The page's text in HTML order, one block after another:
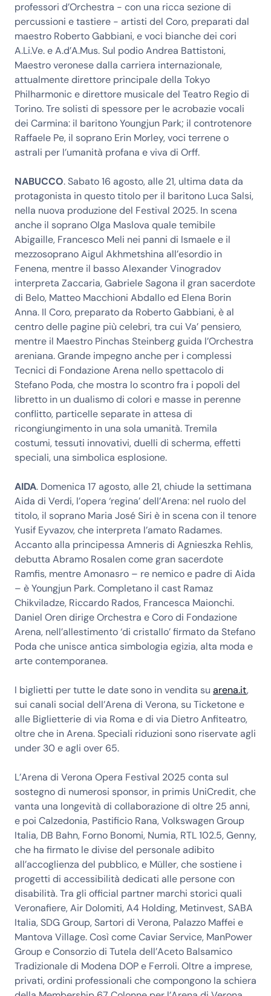
professori d’Orchestra - con una ricca sezione di
percussioni e tastiere - artisti del Coro, preparati dal
maestro Roberto Gabbiani, e voci bianche dei cori
A.Li.Ve. e A.d’A.Mus. Sul podio Andrea Battistoni,
Maestro veronese dalla carriera internazionale,
attualmente direttore principale della Tokyo
Philharmonic e direttore musicale del Teatro Regio di
Torino. Tre solisti di spessore per le acrobazie vocali
dei Carmina: il baritono Youngjun Park; il controtenore
Raffaele Pe, il soprano Erin Morley, voci terrene o
astrali per l’umanità profana e viva di Orff.
NABUCCO. Sabato 16 agosto, alle 21, ultima data da
protagonista in questo titolo per il baritono Luca Salsi,
nella nuova produzione del Festival 2025. In scena
anche il soprano Olga Maslova quale temibile
Abigaille, Francesco Meli nei panni di Ismaele e il
mezzosoprano Aigul Akhmetshina all’esordio in
Fenena, mentre il basso Alexander Vinogradov
interpreta Zaccaria, Gabriele Sagona il gran sacerdote
di Belo, Matteo Macchioni Abdallo ed Elena Borin
Anna. Il Coro, preparato da Roberto Gabbiani, è al
centro delle pagine più celebri, tra cui Va’ pensiero,
mentre il Maestro Pinchas Steinberg guida l’Orchestra
areniana. Grande impegno anche per i complessi
Tecnici di Fondazione Arena nello spettacolo di
Stefano Poda, che mostra lo scontro fra i popoli del
libretto in un dualismo di colori e masse in perenne
conflitto, particelle separate in attesa di
ricongiungimento in una sola umanità. Tremila
costumi, tessuti innovativi, duelli di scherma, effetti
speciali, una simbolica esplosione.
AIDA. Domenica 17 agosto, alle 21, chiude la settimana
Aida di Verdi, l’opera ‘regina’ dell’Arena: nel ruolo del
titolo, il soprano Maria José Siri è in scena con il tenore
Yusif Eyvazov, che interpreta l’amato Radames.
Accanto alla principessa Amneris di Agnieszka Rehlis,
debutta Abramo Rosalen come gran sacerdote
Ramfis, mentre Amonasro – re nemico e padre di Aida
– è Youngjun Park. Completano il cast Ramaz
Chikviladze, Riccardo Rados, Francesca Maionchi.
Daniel Oren dirige Orchestra e Coro di Fondazione
Arena, nell’allestimento ‘di cristallo’ firmato da Stefano
Poda che unisce antica simbologia egizia, alta moda e
arte contemporanea.
I biglietti per tutte le date sono in vendita su arena.it,
sui canali social dell’Arena di Verona, su Ticketone e
alle Biglietterie di via Roma e di via Dietro Anfiteatro,
oltre che in Arena. Speciali riduzioni sono riservate agli
under 30 e agli over 65.
L’Arena di Verona Opera Festival 2025 conta sul
sostegno di numerosi sponsor, in primis UniCredit, che
vanta una longevità di collaborazione di oltre 25 anni,
e poi Calzedonia, Pastificio Rana, Volkswagen Group
Italia, DB Bahn, Forno Bonomi, Numia, RTL 102.5, Genny,
che ha firmato le divise del personale adibito
all’accoglienza del pubblico, e Müller, che sostiene i
progetti di accessibilità dedicati alle persone con
disabilità. Tra gli official partner marchi storici quali
Veronafiere, Air Dolomiti, A4 Holding, Metinvest, SABA
Italia, SDG Group, Sartori di Verona, Palazzo Maffei e
Mantova Village. Così come Caviar Service, ManPower
Group e Consorzio di Tutela dell’Aceto Balsamico
Tradizionale di Modena DOP e Ferroli. Oltre a imprese,
privati, ordini professionali che compongono la schiera